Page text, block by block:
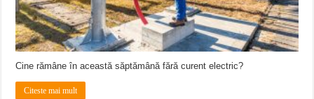
Cine rămâne în această săptămână fără curent electric?
Citeste mai mult